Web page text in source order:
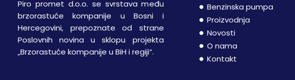
Piro promet d.o.o. se svrstava među
brzorastuće kompanije u Bosni i
Hercegovini, prepoznate od strane
Poslovnih novina u sklopu projekta
„Brzorastuće kompanije u BiH i regiji“.
Benzinska pumpa
Proizvodnja
Novosti
O nama
Kontakt